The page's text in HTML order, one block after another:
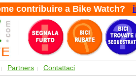
contribuire a Bike Watch?
| Partners | Contattaci